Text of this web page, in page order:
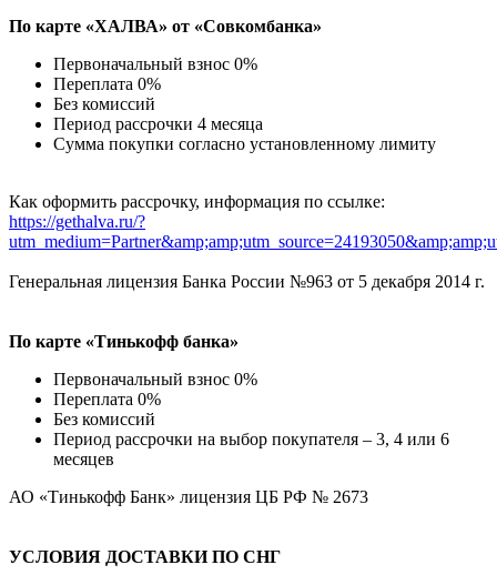
По карте «ХАЛВА» от «Совкомбанка»
Первоначальный взнос 0%
Переплата 0%
Без комиссий
Период рассрочки 4 месяца
Сумма покупки согласно установленному лимиту
Как оформить рассрочку, информация по ссылке:
https://gethalva.ru/?
Генеральная лицензия Банка России №963 от 5 декабря 2014 г.
По карте «Тинькофф банка»
Первоначальный взнос 0%
Переплата 0%
Без комиссий
Период рассрочки на выбор покупателя – 3, 4 или 6
месяцев
АО «Тинькофф Банк» лицензия ЦБ РФ № 2673
УСЛОВИЯ ДОСТАВКИ ПО СНГ